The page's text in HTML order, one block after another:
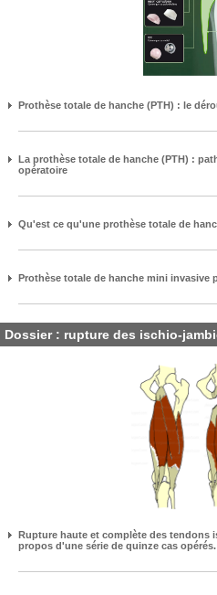
Prothèse totale de hanche (PTH) : le
La prothèse totale de hanche (PTH) :
opératoire
Qu'est ce qu'une prothèse totale de
Prothèse totale de hanche mini invasive
Dossier : rupture des ischio-
Rupture haute et complète des tendons
propos d'une série de quinze cas opérés.